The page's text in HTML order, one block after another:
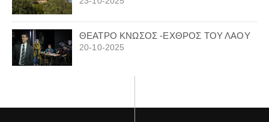
ΘΕΑΤΡΟ ΚΝΩΣΟΣ -ΕΧΘΡΟΣ ΤΟΥ ΛΑΟΥ
20-10-2025